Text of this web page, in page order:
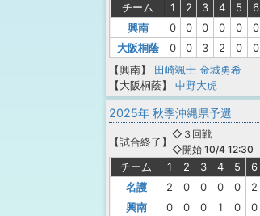
チーム 1 2 3 4 5 6
興南
0 0 0 0 0 0
大阪桐蔭
0 0 3 2 0 0
【興南】
田崎颯士 金城勇希
【大阪桐蔭】
中野大虎
2025年 秋季沖縄県予選
【試合終了 】
◇３回戦
◇開始 10/4 12:30
チーム 1 2 3 4 5 6
名護
2 0 0 0 0 2
興南
0 0 0 1 0 0